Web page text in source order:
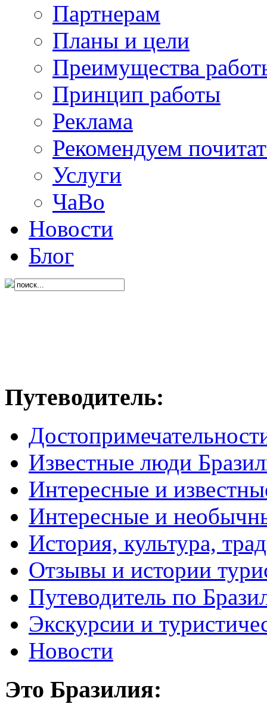
Партнерам
Планы и цели
Преимущества
Принцип работы
Реклама
Рекомендуем
Услуги
ЧаВо
Новости
Блог
Путеводитель:
Известные люди
Интересные и
Интересные и
История, культура,
Отзывы и истории
Путеводитель по
Экскурсии и
Новости
Это Бразилия: